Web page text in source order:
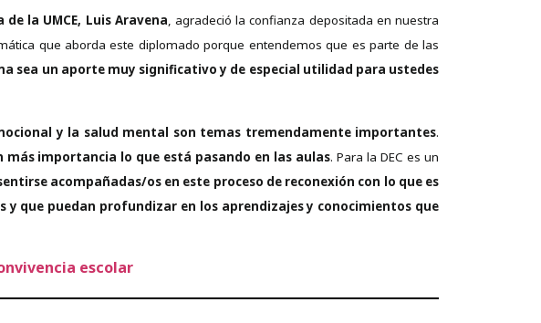
la UMCE, Luis Aravena, agradeció la confianza depositada en nuestra
que aborda este diplomado porque entendemos que es parte de las
sea un aporte muy significativo y de especial utilidad para ustedes
y la salud mental son temas tremendamente importantes.
más importancia lo que está pasando en las aulas. Para la DEC es un
acompañadas/os en este proceso de reconexión con lo que es
y que puedan profundizar en los aprendizajes y conocimientos que
escolar